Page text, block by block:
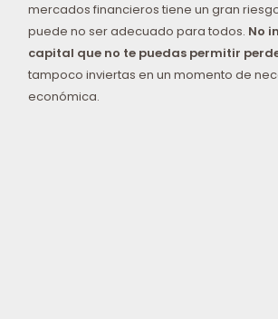
mercados financieros tiene un gran
puede no ser adecuado para todos. No
capital que no te puedas permitir
tampoco inviertas en un momento de
económica.